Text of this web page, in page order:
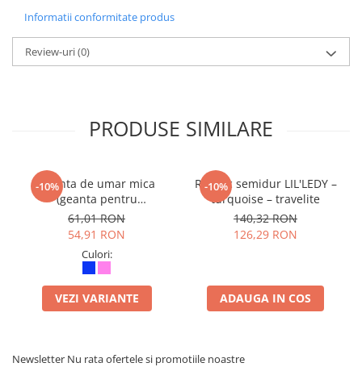
Informatii conformitate produs
Review-uri(0)
PRODUSE SIMILARE
-10%
Geanta de umar mica
(geanta pentru
gustare)Travelite– Eroii
Orasului
61,01 RON
54,91 RON
Culori:
VEZI VARIANTE
-10%
Rucsac semidur LIL'LEDY –
turquoise – travelite
140,32 RON
126,29 RON
ADAUGA IN COS
Newsletter Nu rata ofertele si promotiile noastre